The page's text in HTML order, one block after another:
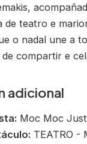
de teatro e
o nadal une a
compartir e
adicional
Moc Moc
TEATRO -